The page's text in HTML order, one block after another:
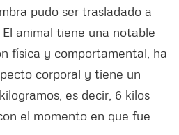
pudo ser trasladado a
animal tiene una notable
física y comportamental, ha
corporal y tiene un
es decir, 6 kilos
el momento en que fue